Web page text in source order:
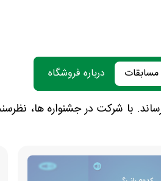
مسابقات درباره فروشگاه
با شرکت در جشنواره ها،